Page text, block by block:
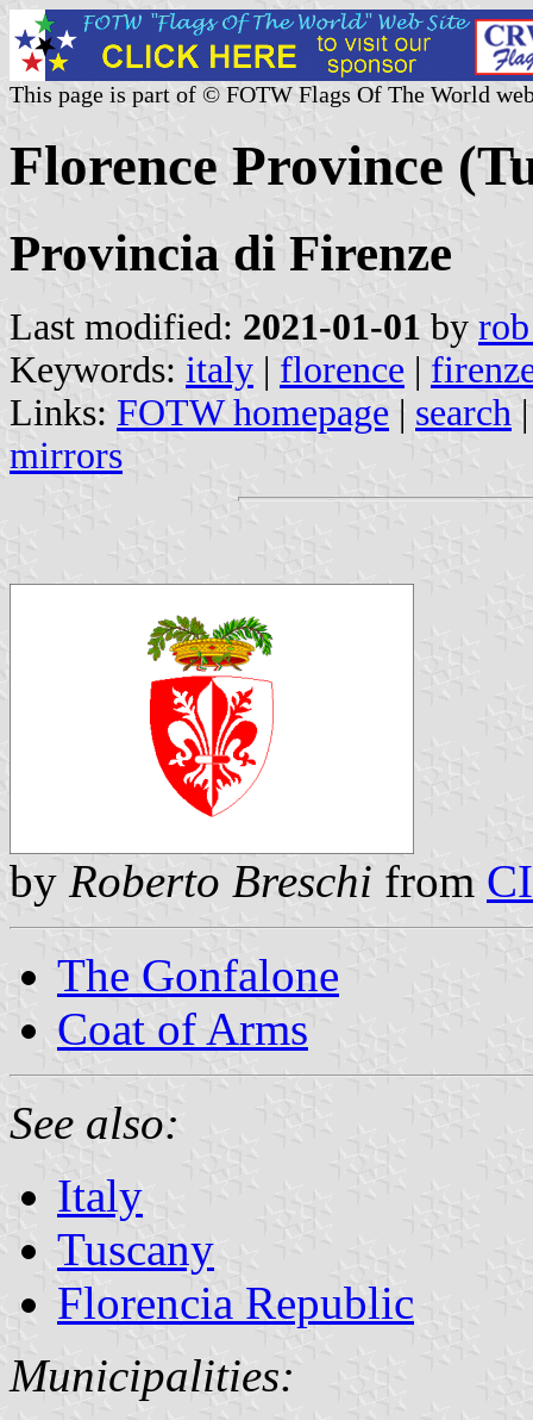
This page is part of © FOTW Flags Of The World
Florence Province
Provincia di Firenze
Last modified: 2021-01-01 by
Keywords: italy | florence |
Links: FOTW homepage | search
mirrors
by Roberto Breschi from
The Gonfalone
Coat of Arms
See also:
Italy
Tuscany
Florencia Republic
Municipalities: